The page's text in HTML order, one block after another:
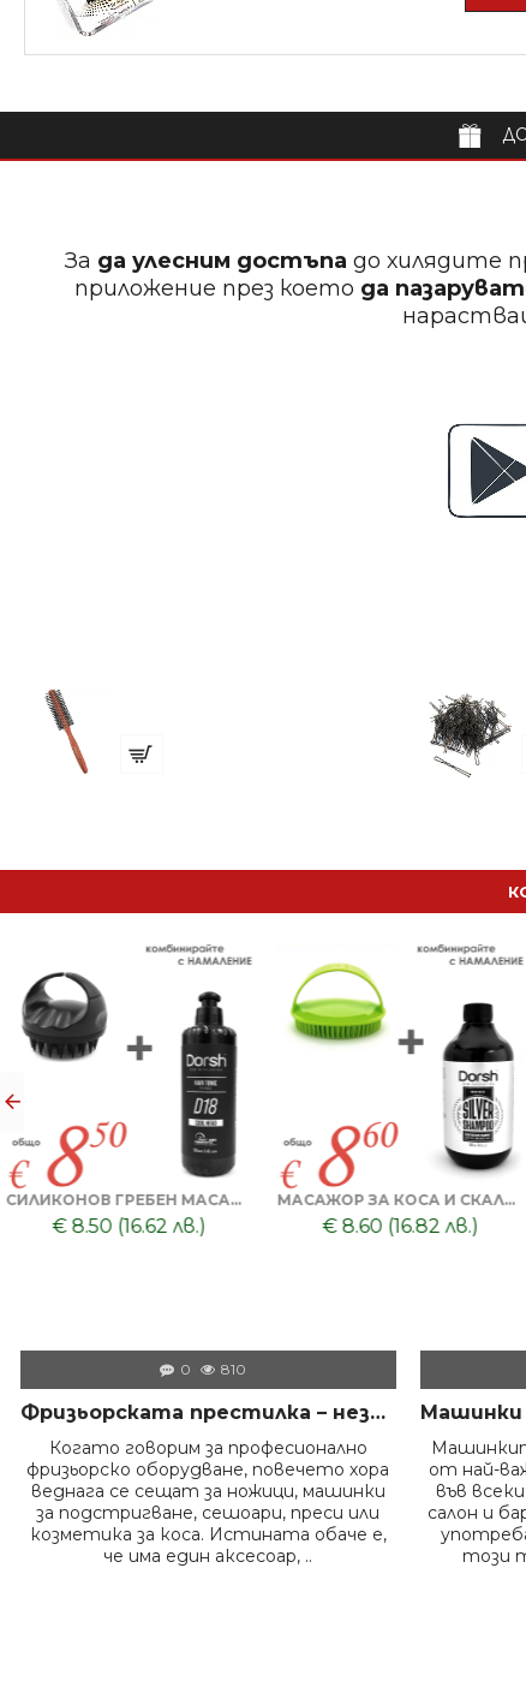
За да улесним достъпадо хилядите
приложение през което да
€ 12.70 (24.84 лв.)
ФРИЗЬОРСКА ПЕЛЕРИНА + БУТИЛКА/ПРЪСКАЛКА + КАРБОНОВ ГРЕБЕН + НОЖИЦА 6 SCULPTO EUROSTIL
€ 23.00 (44.98 лв.)
0 810
Фризьорската престилка – незаменимият помощник на всеки професионалист в салона
Когато говорим за професионално
фризьорско оборудване, повечето хора
веднага се сещат за ножици, машинки
за подстригване, сешоари, преси или
козметика за коса. Истината обаче е,
че има един аксесоар, ..
от най-
във
салон и
този